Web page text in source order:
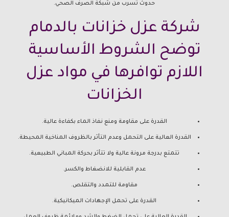
حدوث تسرب من شبكة الصرف الصحي.
شركة عزل خزانات بالدمام
توضح الشروط الأساسية
اللازم توافرها في مواد عزل
الخزانات
القدرة على مقاومة ومنع نفاذ الماء بكفاءة عالية.
القدرة العالية على التحمل وعدم التأثر بالظروف المناخية المحيطة.
تتمتع بدرجة مرونة عالية ولا تتأثر بحركة المباني الطبيعية.
عدم القابلية للانضغاط والكسر.
مقاومة للتمدد والتقلص.
القدرة على تحمل الإجهادات الميكانيكية.